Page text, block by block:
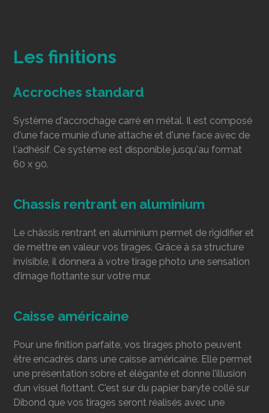
Les finitions
Accroches standard
Système d'accrochage carré en métal. Il est composé
d'une face munie d'une attache et d'une face avec de
l'adhésif. Ce système est disponible jusqu'au format
60 x 90.
Chassis rentrant en aluminium
Le châssis rentrant en aluminium permet de rigidifier et
de mettre en valeur vos tirages. Grâce à sa structure
invisible, il donnera à votre tirage photo une sensation
d’image flottante sur votre mur.
Caisse américaine
Pour une finition parfaite, vos tirages photo peuvent
être encadrés dans une caisse américaine. Elle permet
une présentation sobre et élégante et donne l’illusion
d’un visuel flottant. C'est sur du papier baryté collé sur
Dibond que vos tirages seront réalisés avec une